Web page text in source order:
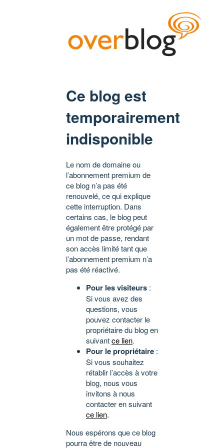
Ce blog est
temporairement
indisponible
Le nom de domaine ou
l’abonnement premium de
ce blog n’a pas été
renouvelé, ce qui explique
cette interruption. Dans
certains cas, le blog peut
également être protégé par
un mot de passe, rendant
son accès limité tant que
l’abonnement premium n’a
pas été réactivé.
Pour les visiteurs :
Si vous avez des
questions, vous
pouvez contacter le
propriétaire du blog en
suivantce lien.
Pour le propriétaire :
Si vous souhaitez
rétablir l’accès à votre
blog, nous vous
invitons à nous
contacter en suivant
ce lien.
Nous espérons que ce blog
pourra être de nouveau